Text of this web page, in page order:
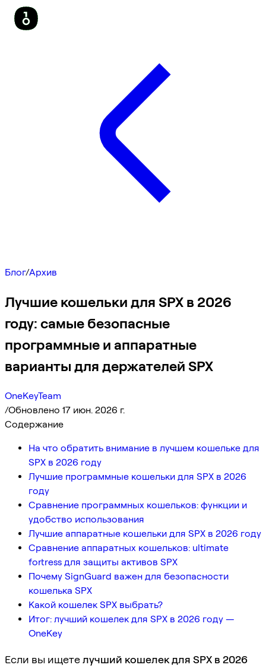
Блог/Архив
Лучшие кошельки для SPX в 2026
году: самые безопасные
программные и аппаратные
варианты для держателей SPX
OneKeyTeam
/Обновлено 17 июн. 2026 г.
Содержание
На что обратить внимание в лучшем кошельке для
SPX в 2026 году
Лучшие программные кошельки для SPX в 2026
году
Сравнение программных кошельков: функции и
удобство использования
Лучшие аппаратные кошельки для SPX в 2026 году
Сравнение аппаратных кошельков: ultimate
fortress для защиты активов SPX
Почему SignGuard важен для безопасности
кошелька SPX
Какой кошелек SPX выбрать?
Итог: лучший кошелек для SPX в 2026 году —
OneKey
Если вы ищетелучший кошелек для SPX в 2026